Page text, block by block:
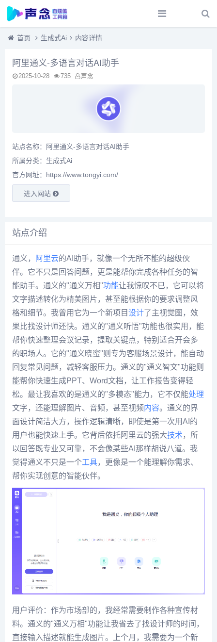
首页 生成式Ai 内容详情
阿里通义-多语言对话AI助手
2025-10-28 735 声念
站点名称：阿里通义-多语言对话AI助手
所属分类： 生成式Ai
官方网址：https://www.tongyi.com/
进入网站
站点介绍
通义， 阿里云的AI助手，就像一个无所不能的超级伙
伴。它不只是回答问题，更是能帮你完成各种任务的智
能助手。通义的"通义万相"功能让我惊叹不已，它可以将
文字描述转化为精美图片，甚至能根据你的要求调整风
格和细节。我曾用它为一个新项目 设计了主视觉图，效
果比找设计师还快。通义的"通义听悟"功能也很实用，能
帮你快速整理会议记录，提取关键点，特别适合开会多
的职场人。它的"通义晓蜜"则专为客服场景设计，能自动
回复常见问题，减轻客服压力。通义的"通义智文"功能则
能帮你快速生成PPT、Word文档，让工作报告变得轻
松。最让我喜欢的是通义的"多模态"能力，它不仅能处理
文字，还能理解图片、音频，甚至视频内容。通义的界
面设计简洁大方，操作逻辑清晰，即使是第一次用AI的
用户也能快速上手。它背后依托阿里云的强大技术，所
以回答既专业又可靠，不会像某些AI那样胡说八道。我
觉得通义不只是一个工具，更像是一个能理解你需求、
帮你实现创意的智能伙伴。
用户评价：作为市场部的，我经常需要制作各种宣传材
料。通义的"通义万相"功能让我省去了找设计师的时间，
直接输入描述就能生成图片。上个月，我需要为一个新